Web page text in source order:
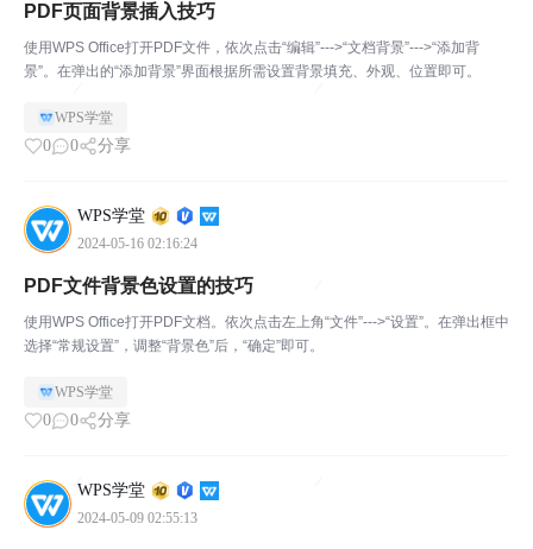
PDF页面背景插入技巧
使用WPS Office打开PDF文件，依次点击“编辑”--->“文档背景”--->“添加背
景”。在弹出的“添加背景”界面根据所需设置背景填充、外观、位置即可。
WPS学堂
0 0 分享
WPS学堂
2024-05-16 02:16:24
PDF文件背景色设置的技巧
使用WPS Office打开PDF文档。依次点击左上角“文件”--->“设置”。在弹出框中
选择“常规设置”，调整“背景色”后，“确定”即可。
WPS学堂
0 0 分享
WPS学堂
2024-05-09 02:55:13